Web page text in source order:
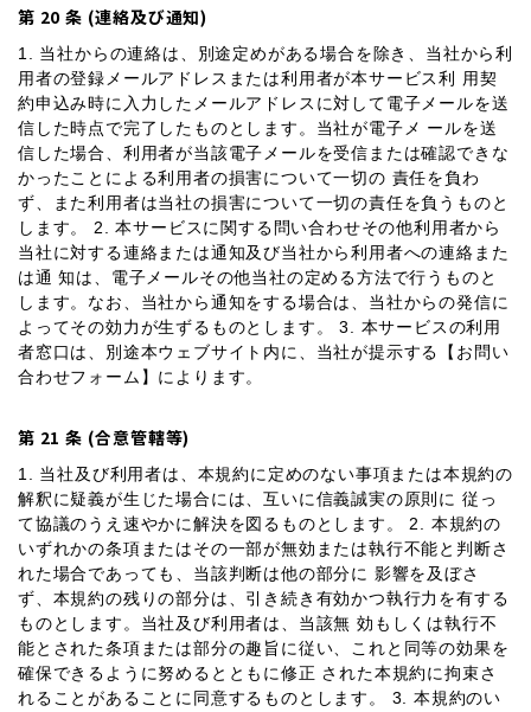
第 20 条 (連絡及び通知)
1. 当社からの連絡は、別途定めがある場合を除き、当社から利
用者の登録メールアドレスまたは利用者が本サービス利 用契
約申込み時に入力したメールアドレスに対して電子メールを送
信した時点で完了したものとします。当社が電子メ ールを送
信した場合、利用者が当該電子メールを受信または確認できな
かったことによる利用者の損害について一切の 責任を負わ
ず、また利用者は当社の損害について一切の責任を負うものと
します。 2. 本サービスに関する問い合わせその他利用者から
当社に対する連絡または通知及び当社から利用者への連絡また
は通 知は、電子メールその他当社の定める方法で行うものと
します。なお、当社から通知をする場合は、当社からの発信に
よってその効力が生ずるものとします。 3. 本サービスの利用
者窓口は、別途本ウェブサイト内に、当社が提示する【お問い
合わせフォーム】によります。
第 21 条 (合意管轄等)
1. 当社及び利用者は、本規約に定めのない事項または本規約の
解釈に疑義が生じた場合には、互いに信義誠実の原則に 従っ
て協議のうえ速やかに解決を図るものとします。 2. 本規約の
いずれかの条項またはその一部が無効または執行不能と判断さ
れた場合であっても、当該判断は他の部分に 影響を及ぼさ
ず、本規約の残りの部分は、引き続き有効かつ執行力を有する
ものとします。当社及び利用者は、当該無 効もしくは執行不
能とされた条項または部分の趣旨に従い、これと同等の効果を
確保できるように努めるとともに修正 された本規約に拘束さ
れることがあることに同意するものとします。 3. 本規約のい